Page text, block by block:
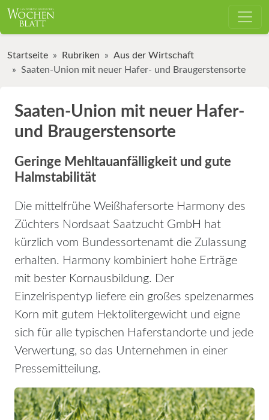
Startseite Rubriken
Aus der Wirtschaft
Saaten-Union mit neuer Hafer- und Braugerstensorte
Saaten-Union mit neuer Hafer-
und Braugerstensorte
Geringe Mehltauanfälligkeit und gute
Halmstabilität
Die mittelfrühe Weißhafersorte Harmony des
Züchters Nordsaat Saatzucht GmbH hat
kürzlich vom Bundessortenamt die Zulassung
erhalten. Harmony kombiniert hohe Erträge
mit bester Kornausbildung. Der
Einzelrispentyp liefere ein großes spelzenarmes
Korn mit gutem Hektolitergewicht und eigne
sich für alle typischen Hafer­standorte und jede
Verwertung, so das Unternehmen in einer
Pressemitteilung.